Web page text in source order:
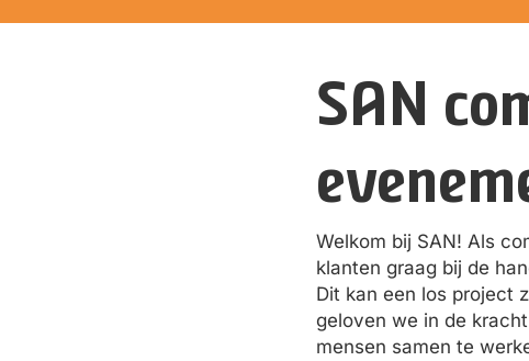
SAN
Welkom bij SAN! Als
klanten graag bij de
Dit kan een los project
geloven we in de
mensen samen te